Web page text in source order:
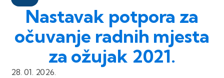
Nastavak potpora za
očuvanje radnih mjesta
za ožujak 2021.
28. 01. 2026.